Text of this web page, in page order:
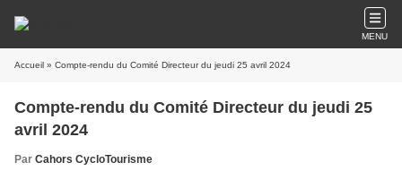
MENU
Accueil » Compte-rendu du Comité Directeur du jeudi 25 avril 2024
Compte-rendu du Comité Directeur du jeudi 25
avril 2024
Par Cahors CycloTourisme